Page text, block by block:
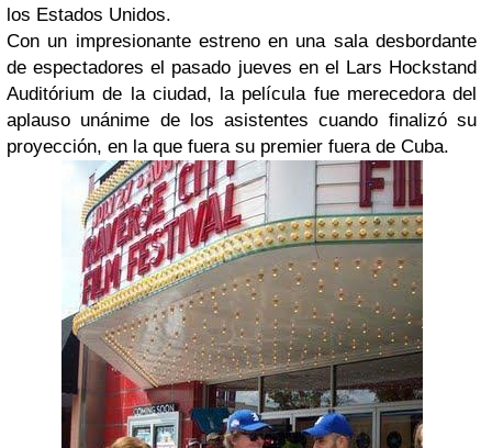
los Estados Unidos.
Con un impresionante estreno en una sala desbordante
de espectadores el pasado jueves en el Lars Hockstand
Auditórium de la ciudad, la película fue merecedora del
aplauso unánime de los asistentes cuando finalizó su
proyección, en la que fuera su premier fuera de Cuba.